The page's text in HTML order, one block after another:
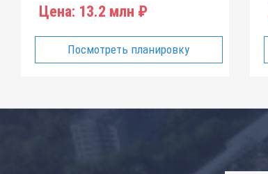
Цена: 13.2 млн ₽
Посмотреть планировку